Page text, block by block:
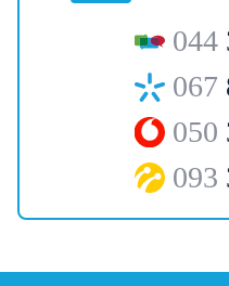
044
067
050
093